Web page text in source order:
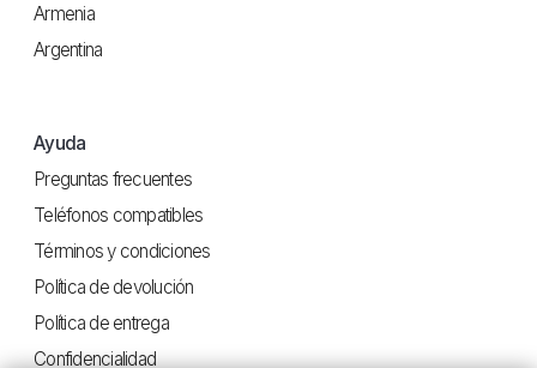
Armenia
Argentina
Ayuda
Preguntas frecuentes
Teléfonos compatibles
Términos y condiciones
Política de devolución
Política de entrega
Confidencialidad